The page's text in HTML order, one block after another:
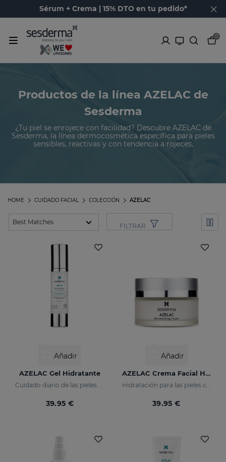
Sérum + Crema | 15% DTO en tu pedido*
0
Productos de la línea AZELAC de
Sesderma
¿Tu piel se enrojece con facilidad? Descubre AZELAC de
Sesderma, la línea dermocosmética específica para pieles
sensibles, reactivas y con tendencia a rojeces.
AZELAC
COLECCIÓN
CUIDADO FACIAL
HOME
FILTRAR
Añadir
AZELAC Gel Hidratante
Cuidado diario de las pieles con rojeces y pieles sensibles
39.95 €
Añadir
AZELAC Crema Facial Hidratante
Hidratación para las pieles con rojeces
39.95 €